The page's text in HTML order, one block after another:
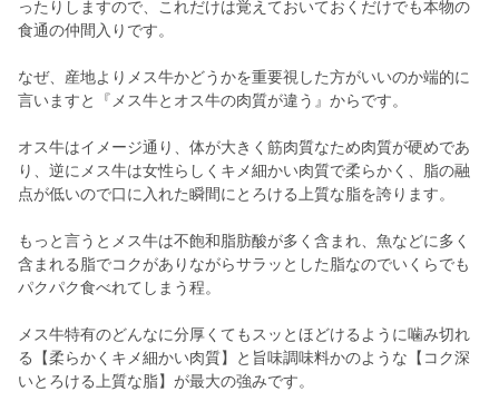
ったりしますので、これだけは覚えておいておくだけでも本物の
食通の仲間入りです。
なぜ、産地よりメス牛かどうかを重要視した方がいいのか端的に
言いますと『メス牛とオス牛の肉質が違う』からです。
オス牛はイメージ通り、体が大きく筋肉質なため肉質が硬めであ
り、逆にメス牛は女性らしくキメ細かい肉質で柔らかく、脂の融
点が低いので口に入れた瞬間にとろける上質な脂を誇ります。
もっと言うとメス牛は不飽和脂肪酸が多く含まれ、魚などに多く
含まれる脂でコクがありながらサラッとした脂なのでいくらでも
パクパク食べれてしまう程。
メス牛特有のどんなに分厚くてもスッとほどけるように噛み切れ
る【柔らかくキメ細かい肉質】と旨味調味料かのような【コク深
いとろける上質な脂】が最大の強みです。